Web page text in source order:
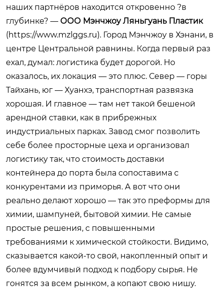
наших партнёров находится откровенно ?в
глубинке? — ООО Мэнчжоу Ляньгуань Пластик
(https://www.mzlggs.ru). Город Мэнчжоу в Хэнани, в
центре Центральной равнины. Когда первый раз
ехал, думал: логистика будет дорогой. Но
оказалось, их локация — это плюс. Север — горы
Тайхань, юг — Хуанхэ, транспортная развязка
хорошая. И главное — там нет такой бешеной
арендной ставки, как в прибрежных
индустриальных парках. Завод смог позволить
себе более просторные цеха и организовал
логистику так, что стоимость доставки
контейнера до порта была сопоставима с
конкурентами из приморья. А вот что они
реально делают хорошо — так это преформы для
химии, шампуней, бытовой химии. Не самые
простые решения, с повышенными
требованиями к химической стойкости. Видимо,
сказывается какой-то свой, накопленный опыт и
более вдумчивый подход к подбору сырья. Не
гонятся за всем рынком, а копают свою нишу.